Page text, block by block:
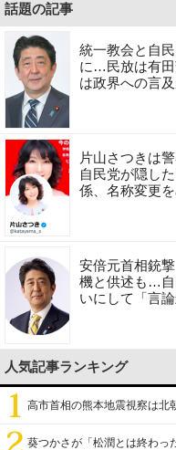
話題の記事
統一教会と自
に…民放は有
は政界への言
片山さつきは
自民党が隠し
係、名称変更
安倍元首相銃
機と供述も…自
いにして「言
人気記事ランキング
高市首相の熊本地震視察は北
葵つかさが「松潤とは終わっ